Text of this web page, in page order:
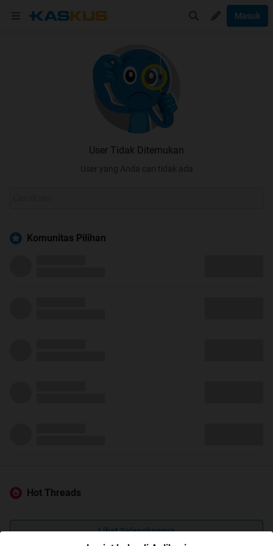
Masuk
User Tidak Ditemukan
User yang Anda cari tidak ada
Komunitas Pilihan
Hot Threads
Lihat Selengkapnya